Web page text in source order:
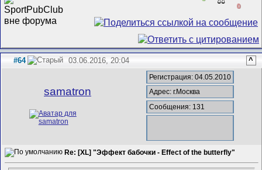
0
#64 03.06.2016, 20:04 ^
samatron
Регистрация: 04.05.2010
Адрес: г.Москва
Сообщения: 131
Re: [XL] "Эффект бабочки - Effect of the butterfly"